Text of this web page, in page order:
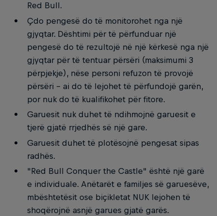
Red Bull.
Çdo pengesë do të monitorohet nga një
gjyqtar. Dështimi për të përfunduar një
pengesë do të rezultojë në një kërkesë nga një
gjyqtar për të tentuar përsëri (maksimumi 3
përpjekje), nëse personi refuzon të provojë
përsëri - ai do të lejohet të përfundojë garën,
por nuk do të kualifikohet për fitore.
Garuesit nuk duhet të ndihmojnë garuesit e
tjerë gjatë rrjedhës së një gare.
Garuesit duhet të plotësojnë pengesat sipas
radhës.
"Red Bull Conquer the Castle" është një garë
e individuale. Anëtarët e familjes së garuesëve,
mbështetësit ose biçikletat NUK lejohen të
shoqërojnë asnjë garues gjatë garës.